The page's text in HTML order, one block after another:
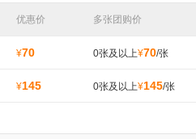
优惠价 多张团购价
¥70 0张及以上¥70/张
¥145 0张及以上¥145/张